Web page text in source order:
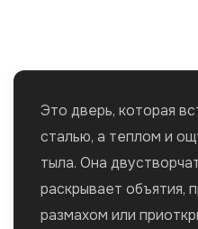
Это дверь, которая
сталью, а теплом и
тыла. Она
раскрывает объятия,
размахом или